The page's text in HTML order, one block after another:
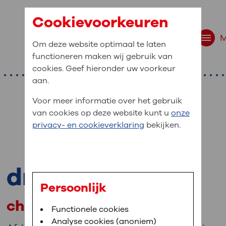
navigatie
bent u naar op
Bloedafname,MijnOLVG,Digitalisering
medische gegevens
In MijnOLVG kunt u uw medische
het u uitkomt. OLVG breidt MijnOLVG
drs. N. Bode
chirurg
Cookievoorkeuren
Om deze website optimaal te laten
functioneren maken wij gebruik van
cookies. Geef hieronder uw voorkeur
aan.
Voor meer informatie over het gebruik
van cookies op deze website kunt u onze
privacy- en cookieverklaring bekijken.
Persoonlijk
Functionele cookies
Analyse cookies (anoniem)